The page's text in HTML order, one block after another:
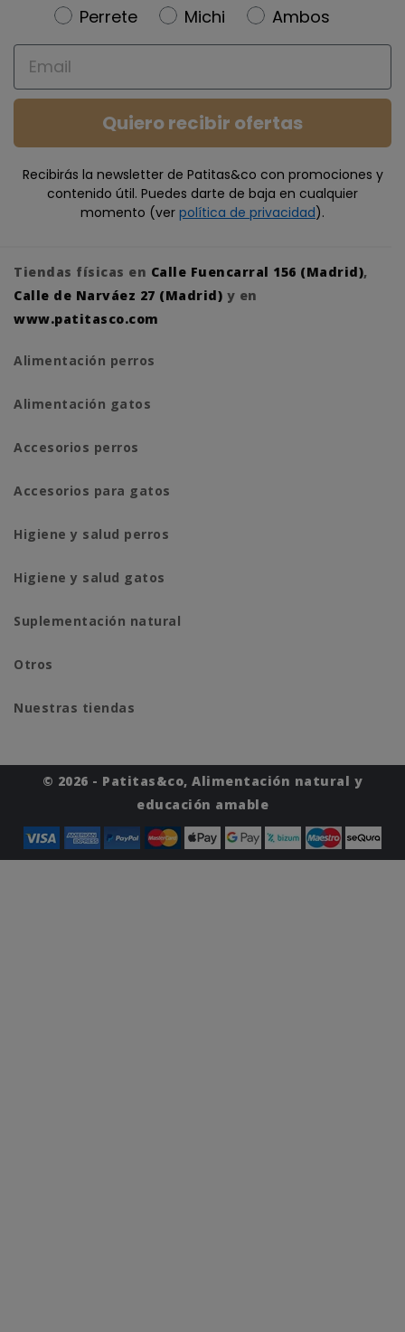
Newsletter
Perrete Michi
Ambos
Email
Quiero recibir ofertas
Recibirás la newsletter de Patitas&co con promociones y
contenido útil. Puedes darte de baja en cualquier
momento (ver política de privacidad).
Tiendas físicas en Calle Fuencarral 156 (Madrid),
Calle de Narváez 27 (Madrid) y en
www.patitasco.com
Alimentación perros
Alimentación gatos
Accesorios perros
Accesorios para gatos
Higiene y salud perros
Higiene y salud gatos
Suplementación natural
Otros
Nuestras tiendas
© 2026 - Patitas&co, Alimentación natural y
educación amable